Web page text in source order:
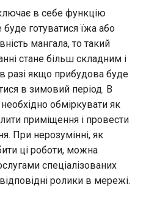
в себе функцію
буде готуватися їжа або
мангала, то такий
стане більш складним і
разі якщо прибудова буде
в зимовий період. В
обміркувати як
приміщення і провести
При нерозумінні, як
ці роботи, можна
спеціалізованих
ролики в мережі.